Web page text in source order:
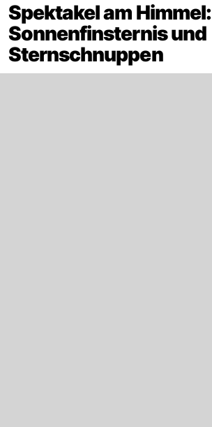
Spektakel am Himmel:
Sonnenfinsternis und
Sternschnuppen